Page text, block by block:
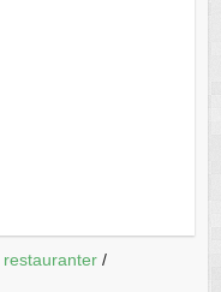
restauranter/